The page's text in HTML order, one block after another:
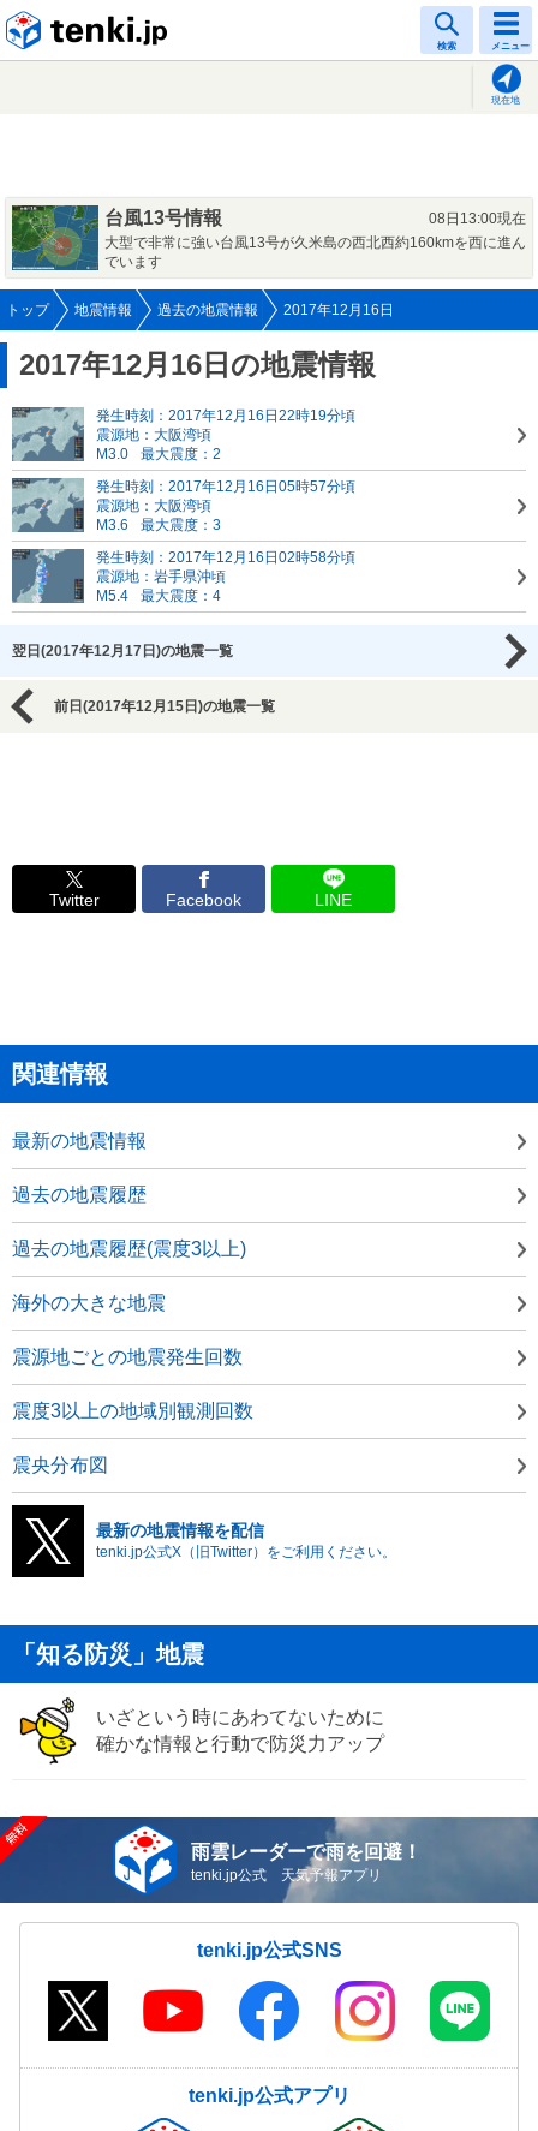
検索 メニュー
現在地
台風13号情報
08日13:00現在
大型で非常に強い台風13号が久米島の西北西約160kmを西に進ん
でいます
トップ 地震情報 過去の地震情報 2017年12月16日
2017年12月16日の地震情報
発生時刻：2017年12月16日22時19分頃
震源地：大阪湾頃
M3.0
最大震度：2
発生時刻：2017年12月16日05時57分頃
震源地：大阪湾頃
M3.6
最大震度：3
発生時刻：2017年12月16日02時58分頃
震源地：岩手県沖頃
M5.4
最大震度：4
翌日(2017年12月17日)の地震一覧
前日(2017年12月15日)の地震一覧
Twitter Facebook LINE
関連情報
最新の地震情報
過去の地震履歴
過去の地震履歴(震度3以上)
海外の大きな地震
震源地ごとの地震発生回数
震度3以上の地域別観測回数
震央分布図
最新の地震情報を配信
tenki.jp公式X（旧Twitter）をご利用ください。
「知る防災」地震
いざという時にあわてないために
確かな情報と行動で防災力アップ
雨雲レーダーで雨を回避！
tenki.jp公式 天気予報アプリ
tenki.jp公式SNS
tenki.jp公式アプリ